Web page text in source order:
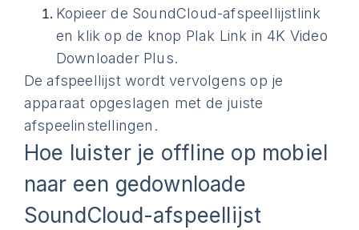
Kopieer de SoundCloud-afspeellijstlink
en klik op de knop Plak Link in 4K Video
Downloader Plus.
De afspeellijst wordt vervolgens op je
apparaat opgeslagen met de juiste
afspeelinstellingen.
Hoe luister je offline op mobiel
naar een gedownloade
SoundCloud-afspeellijst